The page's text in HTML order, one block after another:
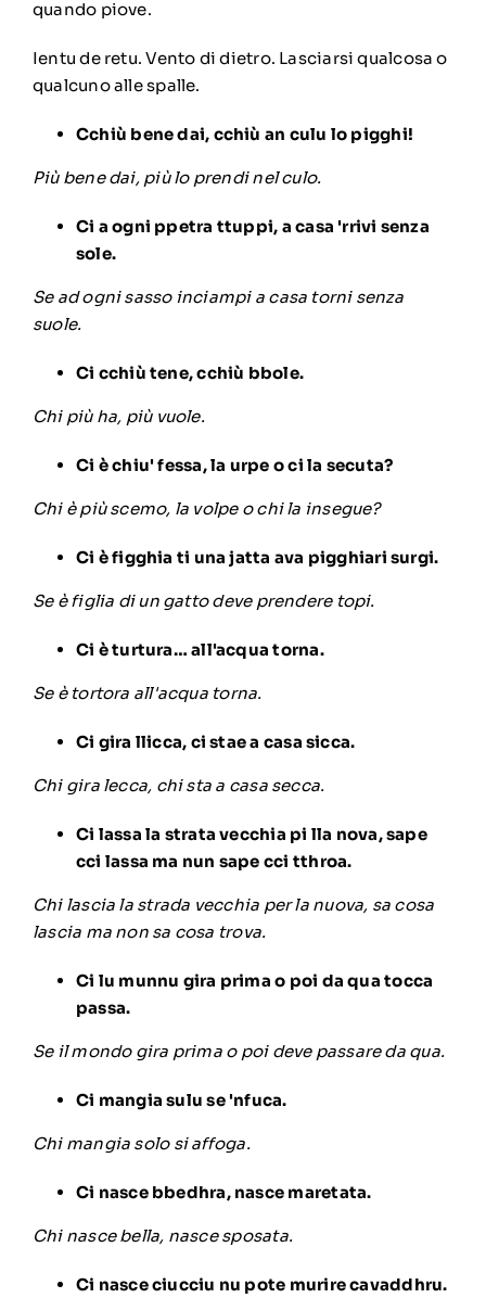
quando piove.
Ientu de retu. Vento di dietro. Lasciarsi qualcosa o
qualcuno alle spalle.
Cchiù bene dai, cchiù an culu lo pigghi!
Più bene dai, più lo prendi nel culo.
Ci a ogni ppetra ttuppi, a casa 'rrivi senza
sole.
Se ad ogni sasso inciampi a casa torni senza
suole.
Ci cchiù tene, cchiù bbole.
Chi più ha, più vuole.
Ci è chiu' fessa, la urpe o ci la secuta?
Chi è più scemo, la volpe o chi la insegue?
Ci è figghia ti una jatta ava pigghiari surgi.
Se è figlia di un gatto deve prendere topi.
Ci è turtura… all'acqua torna.
Se è tortora all'acqua torna.
Ci gira llicca, ci stae a casa sicca.
Chi gira lecca, chi sta a casa secca.
Ci lassa la strata vecchia pi lla nova, sape
cci lassa ma nun sape cci tthroa.
Chi lascia la strada vecchia per la nuova, sa cosa
lascia ma non sa cosa trova.
Ci lu munnu gira prima o poi da qua tocca
passa.
Se il mondo gira prima o poi deve passare da qua.
Ci mangia sulu se 'nfuca.
Chi mangia solo si affoga.
Ci nasce bbedhra, nasce maretata.
Chi nasce bella, nasce sposata.
Ci nasce ciucciu nu pote murire cavaddhru.